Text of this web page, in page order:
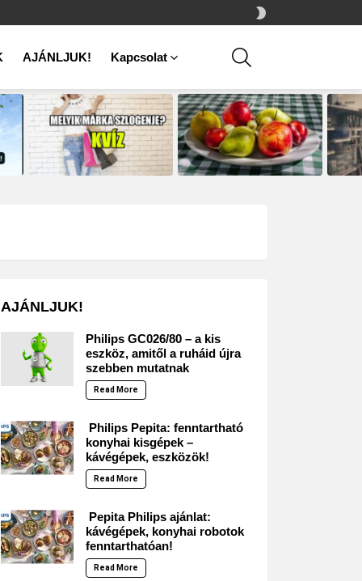
SKIN
AJÁNLJUK! Kapcsolat
AJÁNLJUK!
Philips GC026/80 – a kis
eszköz, amitől a ruháid újra
szebben mutatnak
Read More
Philips Pepita: fenntartható
konyhai kisgépek –
kávégépek, eszközök!
Read More
Pepita Philips ajánlat:
kávégépek, konyhai robotok
fenntarthatóan!
Read More